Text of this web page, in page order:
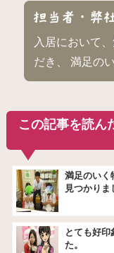
入居において
だき、 満足の
この記事を読ん
満足のいく
見つかり
とても好印
た。